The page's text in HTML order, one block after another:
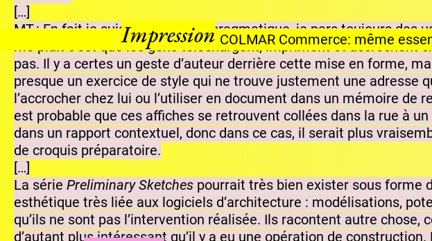
Impression
[…]
MT : En fait je suis toujours très pragmatique, je pars toujours des
me plaît c’est que les gens téléchargent, impriment et accrochent
pas. Il y a certes un geste d’auteur derrière cette mise en forme,
presque un exercice de style qui ne trouve justement une adresse
l’accrocher chez lui ou l’utiliser en document dans un mémoire de
est probable que ces affiches se retrouvent collées dans la rue à
dans un rapport contextuel, donc dans ce cas, il serait plus
de croquis préparatoire.
[…]
La série Preliminary Sketches pourrait très bien exister sous forme
esthétique très liée aux logiciels d’architecture : modélisations,
qu’ils ne sont pas l’intervention réalisée. Ils racontent autre
d’autant plus intéressant qu’il y a eu une opération de
essentiels les cavistes souffrent